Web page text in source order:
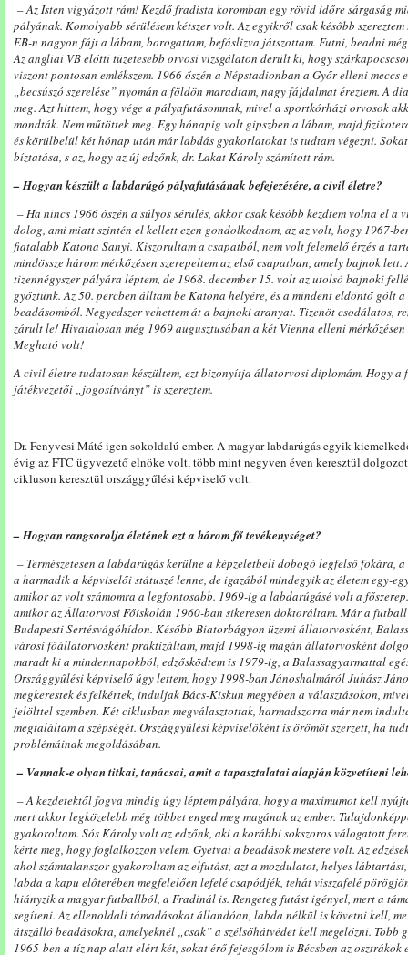
– Az Isten vigyázott rám! Kezdő fradista koromban egy rövid időre sárgaság
pályának. Komolyabb sérülésem kétszer volt. Az egyikről csak később
EB-n nagyon fájt a lábam, borogattam, befáslizva játszottam. Futni, beadni
Az angliai VB előtti tüzetesebb orvosi vizsgálaton derült ki, hogy
viszont pontosan emlékszem. 1966 őszén a Népstadionban a Győr elleni
„becsúszó szerelése” nyomán a földön maradtam, nagy fájdalmat éreztem. A
meg. Azt hittem, hogy vége a pályafutásomnak, mivel a sportkórházi orvosok
mondták. Nem műtöttek meg. Egy hónapig volt gipszben a lábam, majd
és körülbelül két hónap után már labdás gyakorlatokat is tudtam végezni.
bíztatása, s az, hogy az új edzőnk, dr. Lakat Károly számított rám.
– Hogyan készült a labdarúgó pályafutásának befejezésére, a civil életre?
– Ha nincs 1966 őszén a súlyos sérülés, akkor csak később kezdtem volna el
dolog, ami miatt szintén el kellett ezen gondolkodnom, az az volt, hogy 1967-
fiatalabb Katona Sanyi. Kiszorultam a csapatból, nem volt felemelő érzés a
mindössze három mérkőzésen szerepeltem az első csapatban, amely bajnok
tizennégyszer pályára léptem, de 1968. december 15. volt az utolsó bajnoki
győztünk. Az 50. percben álltam be Katona helyére, és a mindent eldöntő gólt
beadásomból. Negyedszer vehettem át a bajnoki aranyat. Tizenöt csodálatos,
zárult le! Hivatalosan még 1969 augusztusában a két Vienna elleni
Megható volt!
A civil életre tudatosan készültem, ezt bizonyítja állatorvosi diplomám. Hogy a
játékvezetői „jogosítványt” is szereztem.
Dr. Fenyvesi Máté igen sokoldalú ember. A magyar labdarúgás egyik
évig az FTC ügyvezető elnöke volt, több mint negyven éven keresztül
cikluson keresztül országgyűlési képviselő volt.
– Hogyan rangsorolja életének ezt a három fő tevékenységet?
– Természetesen a labdarúgás kerülne a képzeletbeli dobogó legfelső fokára,
a harmadik a képviselői státuszé lenne, de igazából mindegyik az életem egy-
amikor az volt számomra a legfontosabb. 1969-ig a labdarúgásé volt a
amikor az Állatorvosi Főiskolán 1960-ban sikeresen doktoráltam. Már a
Budapesti Sertésvágóhídon. Később Biatorbágyon üzemi állatorvosként,
városi főállatorvosként praktizáltam, majd 1998-ig magán állatorvosként
maradt ki a mindennapokból, edzősködtem is 1979-ig, a Balassagyarmattal
Országgyűlési képviselő úgy lettem, hogy 1998-ban Jánoshalmáról Juhász
megkerestek és felkértek, induljak Bács-Kiskun megyében a választásokon,
jelölttel szemben. Két ciklusban megválasztottak, harmadszorra már nem
megtaláltam a szépségét. Országgyűlési képviselőként is örömöt szerzett, ha
problémáinak megoldásában.
– Vannak-e olyan titkai, tanácsai, amit a tapasztalatai alapján közvetíteni
– A kezdetektől fogva mindig úgy léptem pályára, hogy a maximumot kell
mert akkor legközelebb még többet enged meg magának az ember.
gyakoroltam. Sós Károly volt az edzőnk, aki a korábbi sokszoros válogatott
kérte meg, hogy foglalkozzon velem. Gyetvai a beadások mestere volt. Az
ahol számtalanszor gyakoroltam az elfutást, azt a mozdulatot, helyes
labda a kapu előterében megfelelően lefelé csapódjék, tehát visszafelé
hiányzik a magyar futballból, a Fradinál is. Rengeteg futást igényel, mert a
segíteni. Az ellenoldali támadásokat állandóan, labda nélkül is követni kell,
átszálló beadásokra, amelyeknél „csak” a szélsőhátvédet kell megelőzni. Több
1965-ben a tíz nap alatt elért két, sokat érő fejesgólom is Bécsben az